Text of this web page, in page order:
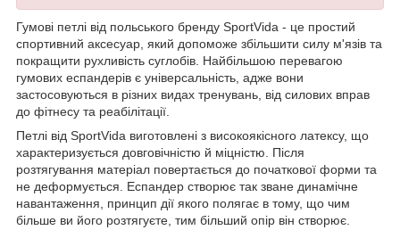
Гумові петлі від польського бренду SportVida - це простий
спортивний аксесуар, який допоможе збільшити силу м'язів та
покращити рухливість суглобів. Найбільшою перевагою
гумових еспандерів є універсальність, адже вони
застосовуються в різних видах тренувань, від силових вправ
до фітнесу та реабілітації.
Петлі від SportVida виготовлені з високоякісного латексу, що
характеризується довговічністю й міцністю. Після
розтягування матеріал повертається до початкової форми та
не деформується. Еспандер створює так зване динамічне
навантаження, принцип дії якого полягає в тому, що чим
більше ви його розтягуєте, тим більший опір він створює.